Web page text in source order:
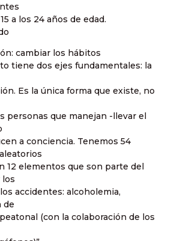
a los 24 años de edad.
cambiar los hábitos
tiene dos ejes fundamentales: la
Es la única forma que existe, no
personas que manejan -llevar el
a conciencia. Tenemos 54
12 elementos que son parte del
accidentes: alcoholemia,
de
(con la colaboración de los